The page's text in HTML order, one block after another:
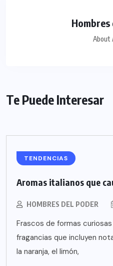
Hombres
About
Te Puede Interesar
TENDENCIAS
Aromas italianos que
HOMBRES DEL PODER
Frascos de formas
fragancias que incluyen
la naranja, el limón,